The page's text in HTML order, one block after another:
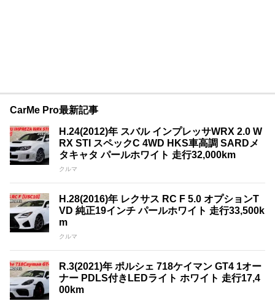
CarMe Pro最新記事
H.24(2012)年 スバル インプレッサWRX 2.0 W
RX STI スペックC 4WD HKS車高調 SARDメ
タキャタ パールホワイト 走行32,000km
クルマ
H.28(2016)年 レクサス RC F 5.0 オプションT
VD 純正19インチ パールホワイト 走行33,500k
m
クルマ
R.3(2021)年 ポルシェ 718ケイマン GT4 1オー
ナー PDLS付きLEDライト ホワイト 走行17,4
00km